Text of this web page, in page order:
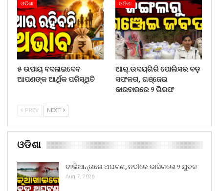
ଓଡିଶା
୫ ଉପାୟ ବଦଳାଇଦେବ
ଆପଣଙ୍କ ଆର୍ଥିକ ପରିସ୍ଥିତି
ଓଡିଶା
ଆର୍.ଉଦୟଗିରି ପୋଲିସର ବଡ଼
ସଫଳତା, ଗଞ୍ଜେଇ
କାରବାରରେ ୨ ଗିରଫ
PREV NEXT
ଓଡିଶା
ବାଲିଆନ୍ତାରେ ଅଘଟଣ, ନଦୀରେ ଭାସିଗଲେ ୨ ଯୁବକ
Aug 7, 2026